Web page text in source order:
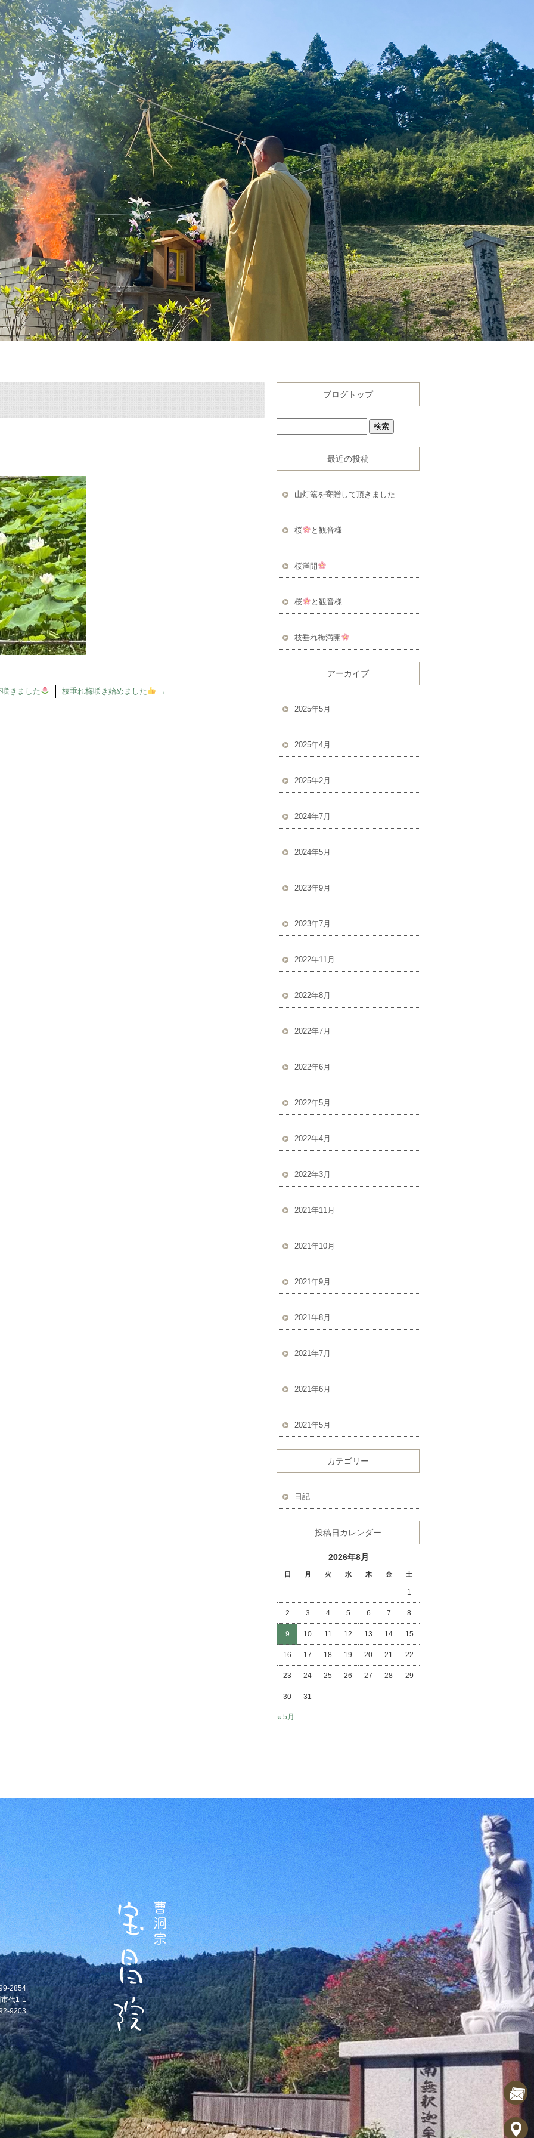
きました 枝垂れ梅咲き始めました →
ブログトップ
最近の投稿
山灯篭を寄贈して頂きました
桜 と観音様
桜満開
桜 と観音様
枝垂れ梅満開
アーカイブ
2025年5月
2025年4月
2025年2月
2024年7月
2024年5月
2023年9月
2023年7月
2022年11月
2022年8月
2022年7月
2022年6月
2022年5月
2022年4月
2022年3月
2021年11月
2021年10月
2021年9月
2021年8月
2021年7月
2021年6月
2021年5月
カテゴリー
日記
投稿日カレンダー
2026年8月
日 月 火 水 木 金 土
« 5月
1
2 3 4 5 6 7 8
9 10 11 12 13 14 15
16 17 18 19 20 21 22
23 24 25 26 27 28 29
30 31
2854
代1-1
9203